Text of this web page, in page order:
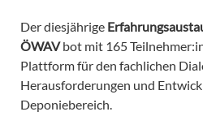
Der diesjährige
ÖWAVbot mit 165
Plattform für den fachlichen
Herausforderungen und
Deponiebereich.